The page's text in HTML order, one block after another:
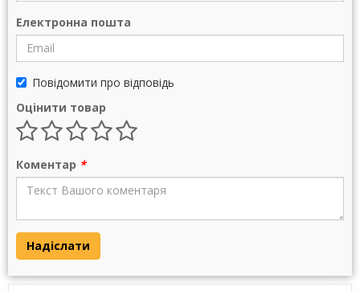
Електронна пошта
Повідомити про відповідь
Оцінити товар
Коментар *
Надіслати